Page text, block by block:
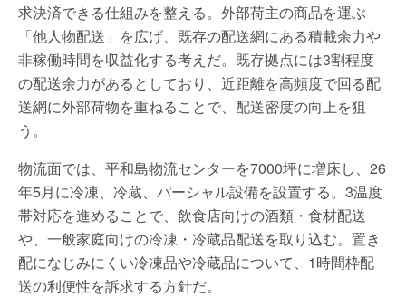
求決済できる仕組みを整える。外部荷主の商品を運ぶ
「他人物配送」を広げ、既存の配送網にある積載余力や
非稼働時間を収益化する考えだ。既存拠点には3割程度
の配送余力があるとしており、近距離を高頻度で回る配
送網に外部荷物を重ねることで、配送密度の向上を狙
う。
物流面では、平和島物流センターを7000坪に増床し、26
年5月に冷凍、冷蔵、パーシャル設備を設置する。3温度
帯対応を進めることで、飲食店向けの酒類・食材配送
や、一般家庭向けの冷凍・冷蔵品配送を取り込む。置き
配になじみにくい冷凍品や冷蔵品について、1時間枠配
送の利便性を訴求する方針だ。